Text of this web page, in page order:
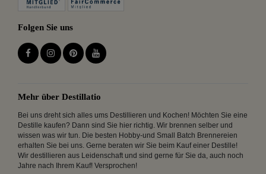
Folgen Sie uns
Mehr über Destillatio
Bei uns dreht sich alles ums Destillieren und Kochen! Möchten Sie eine
Destille kaufen? Dann sind Sie hier richtig. Wir brennen selber und
wissen was wir tun. Die besten Hobby-und Small Batch Brennereien
erhalten Sie bei uns. Gerne beraten wir Sie beim Kauf einer Destille!
Wir destillieren aus Leidenschaft und sind gerne für Sie da, auch noch
Jahre nach Ihrem Kauf! Versprochen!